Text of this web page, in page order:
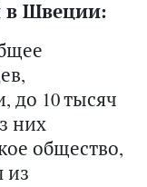
в Швеции:
10 тысяч
них
общество,
из